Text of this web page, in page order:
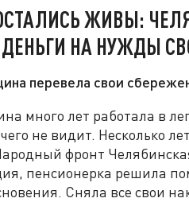
ЖИВЫ:
НА НУЖДЫ
перевела свои
много лет работала в
не видит. Несколько
фронт
пенсионерка решила
Сняла все свои